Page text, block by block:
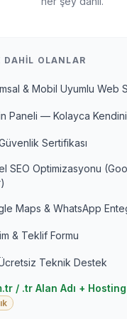
DAHIL OLANLAR
& Mobil Uyumlu Web
Paneli — Kolayca
Sertifikası
SEO Optimizasyonu
Maps & WhatsApp
& Teklif Formu
Ücretsiz Teknik Destek
/ .tr Alan Adı +